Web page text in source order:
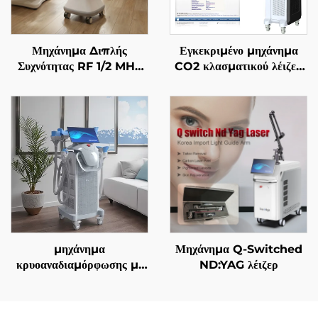
Μηχάνημα Διπλής
Συχνότητας RF 1/2 MHz
για Αναζωογόνηση του
Προσώπου
Εγκεκριμένο μηχάνημα
CO2 κλασματικού λέιζερ
MMDSAP
μηχάνημα
κρυοαναδιαμόρφωσης με
Μηχάνημα Q-Switched
ND:YAG λέιζερ